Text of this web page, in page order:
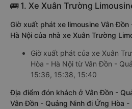
🚌 1. Xe Xuân Trường
Giờ xuất phát xe limousine Vân
Hà Nội của nhà xe Xuân Trường
Giờ xuất phát của xe Xuân
Hòa - Hà Nội từ Vân Đồn -
15:36, 15:38, 15:40
Địa điểm đón khách ở Vân Đồn -
Vân Đồn - Quảng Ninh đi Ứng Hòa -